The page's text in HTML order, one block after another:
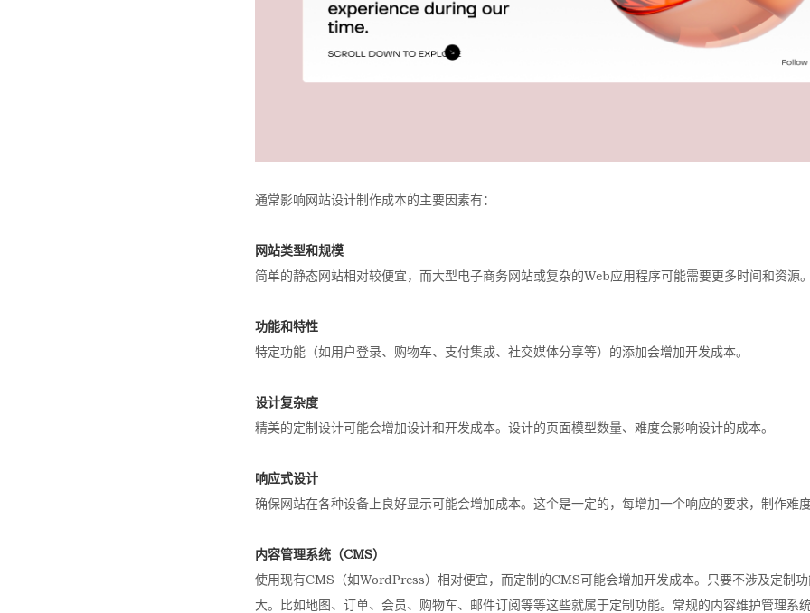
通常影响网站设计制作成本的主要因素有：
网站类型和规模
简单的静态网站相对较便宜，而大型电子商务网站或复杂的Web应用程序可能需要更多时间和资源。
功能和特性
特定功能（如用户登录、购物车、支付集成、社交媒体分享等）的添加会增加开发成本。
设计复杂度
精美的定制设计可能会增加设计和开发成本。设计的页面模型数量、难度会影响设计的成本。
响应式设计
确保网站在各种设备上良好显示可能会增加成本。这个是一定的，每增加一个响应的要求，制作难
内容管理系统（CMS）
使用现有CMS（如WordPress）相对便宜，而定制的CMS可能会增加开发成本。只要不涉及定制
大。比如地图、订单、会员、购物车、邮件订阅等等这些就属于定制功能。常规的内容维护管理系